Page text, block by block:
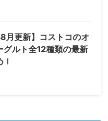
月更新】コストコのオ
グルト全12種類の最新